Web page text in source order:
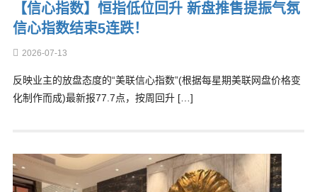
【信心指数】恒指低位回升 新盘推售提振气氛
信心指数结束5连跌！
2026-07-13
反映业主的放盘态度的“美联信心指数”(根据每星期美联网盘价格变
化制作而成)最新报77.7点，按周回升 […]